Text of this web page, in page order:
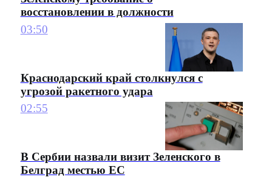
восстановлении в должности
03:50
Краснодарский край столкнулся с
угрозой ракетного удара
02:55
В Сербии назвали визит Зеленского в
Белград местью ЕС